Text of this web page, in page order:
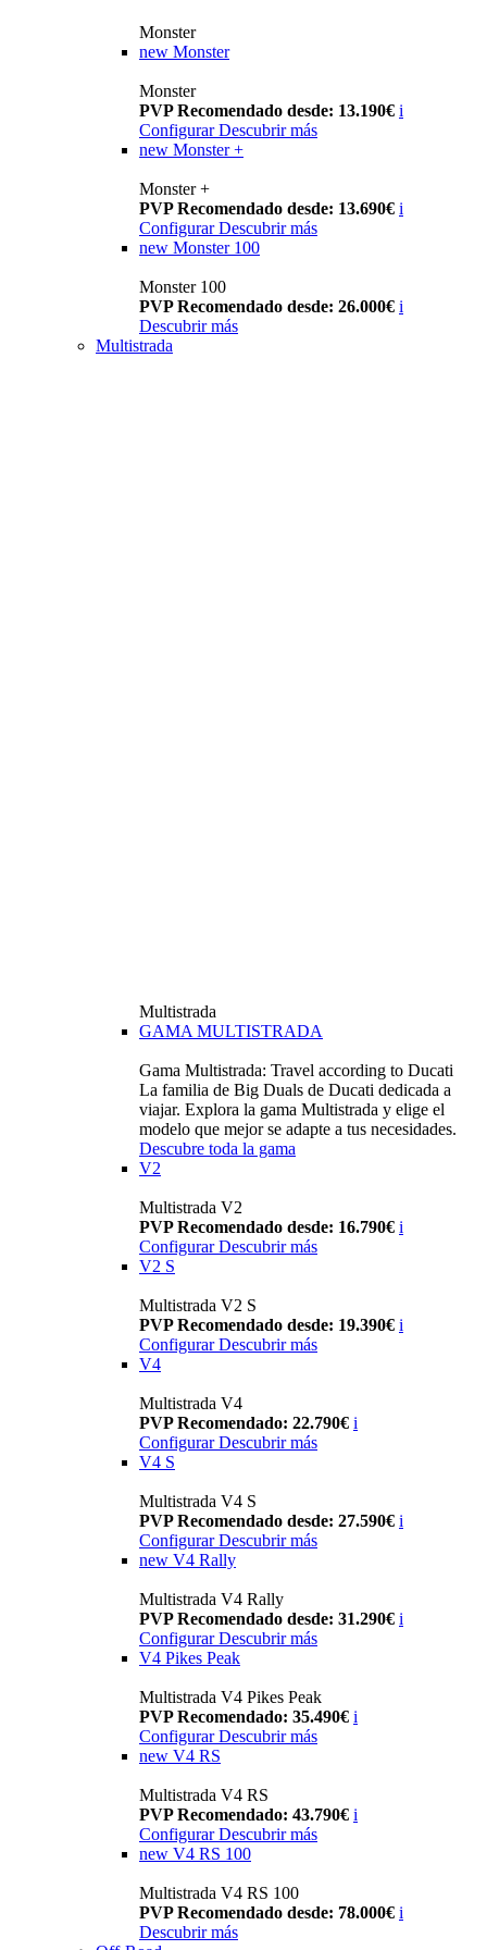
Monster
new Monster
Monster
PVP Recomendado desde: 13.190€ i
Configurar Descubrir más
new Monster +
Monster +
PVP Recomendado desde: 13.690€ i
Configurar Descubrir más
new Monster 100
Monster 100
PVP Recomendado desde: 26.000€ i
Descubrir más
Multistrada
Multistrada
GAMA MULTISTRADA
Gama Multistrada: Travel according to Ducati
La familia de Big Duals de Ducati dedicada a
viajar. Explora la gama Multistrada y elige el
modelo que mejor se adapte a tus necesidades.
Descubre toda la gama
V2
Multistrada V2
PVP Recomendado desde: 16.790€ i
Configurar Descubrir más
V2 S
Multistrada V2 S
PVP Recomendado desde: 19.390€ i
Configurar Descubrir más
V4
Multistrada V4
PVP Recomendado: 22.790€ i
Configurar Descubrir más
V4 S
Multistrada V4 S
PVP Recomendado desde: 27.590€ i
Configurar Descubrir más
new V4 Rally
Multistrada V4 Rally
PVP Recomendado desde: 31.290€ i
Configurar Descubrir más
V4 Pikes Peak
Multistrada V4 Pikes Peak
PVP Recomendado: 35.490€ i
Configurar Descubrir más
new V4 RS
Multistrada V4 RS
PVP Recomendado: 43.790€ i
ConfigurarDescubrir más
new V4 RS 100
Multistrada V4 RS 100
PVP Recomendado desde: 78.000€ i
Descubrir más